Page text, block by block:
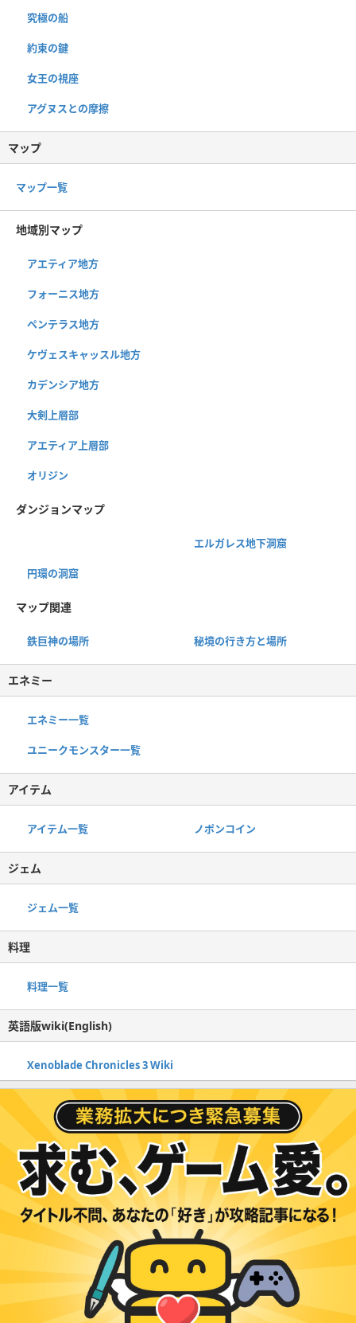
究極の船
約束の鍵
女王の視座
アグヌスとの摩擦
マップ
マップ一覧
地域別マップ
アエティア地方
フォーニス地方
ペンテラス地方
ケヴェスキャッスル地方
カデンシア地方
大剣上層部
アエティア上層部
オリジン
ダンジョンマップ
エルガレス地下洞窟
円環の洞窟
マップ関連
鉄巨神の場所 秘境の行き方と場所
エネミー
エネミー一覧
ユニークモンスター一覧
アイテム
アイテム一覧 ノポンコイン
ジェム
ジェム一覧
料理
料理一覧
英語版wiki(English)
Xenoblade Chronicles 3 Wiki